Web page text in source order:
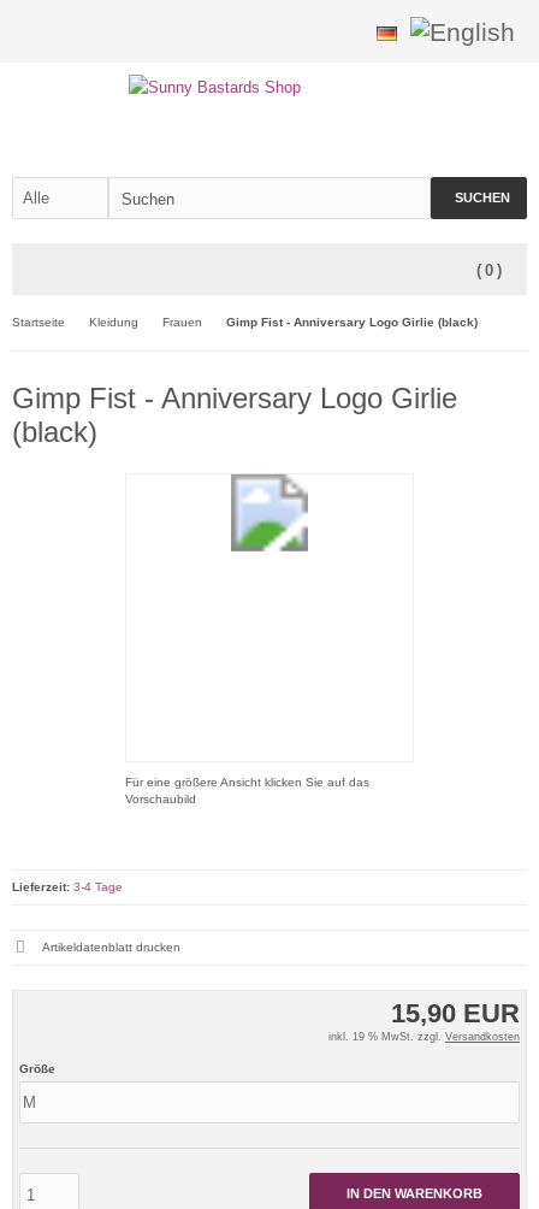
SUCHEN
( 0 )
Startseite Kleidung Frauen Gimp Fist - Anniversary Logo Girlie (black)
Gimp Fist - Anniversary Logo Girlie
(black)
Für eine größere Ansicht klicken Sie auf das
Vorschaubild
15,90 EUR
inkl. 19 % MwSt. zzgl. Versandkosten
Größe
IN DEN WARENKORB
Lieferzeit: 3-4 Tage
Artikeldatenblatt drucken